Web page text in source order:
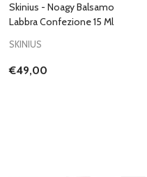
Skinius - Noagy Balsamo
Labbra Confezione 15 Ml
SKINIUS
€49,00